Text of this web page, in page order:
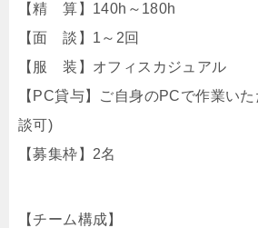
【精 算】140h～180h
【面 談】1～2回
【服 装】オフィスカジュアル
【PC貸与】ご自身のPCで作業い
談可)
【募集枠】2名
【チーム構成】